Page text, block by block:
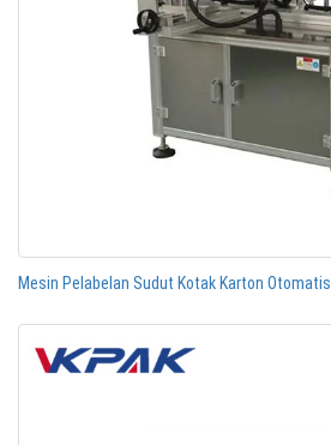
Mesin Pelabelan Sudut Kotak Karton Otomatis